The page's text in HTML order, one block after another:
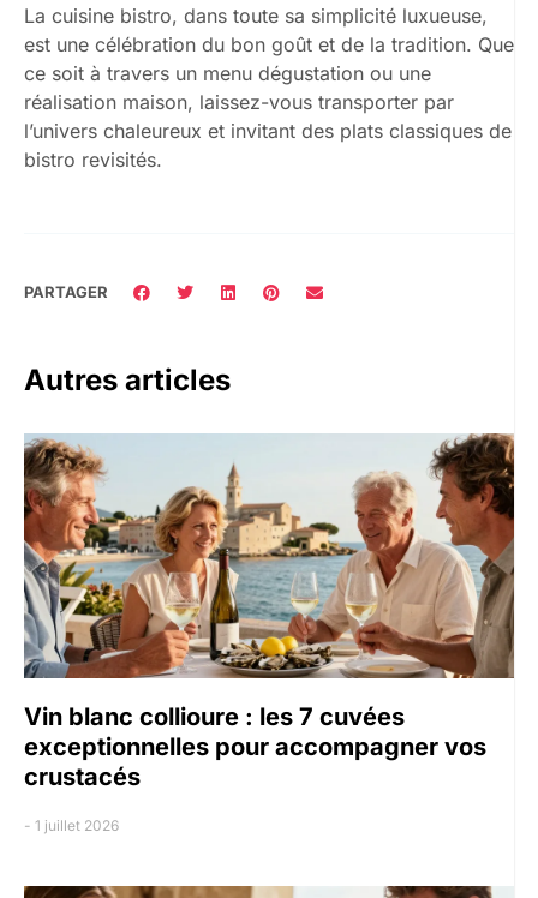
La cuisine bistro, dans toute sa simplicité luxueuse,
est une célébration du bon goût et de la tradition. Que
ce soit à travers un menu dégustation ou une
réalisation maison, laissez-vous transporter par
l’univers chaleureux et invitant des plats classiques de
bistro revisités.
PARTAGER
Autres articles
Vin blanc collioure : les 7 cuvées
exceptionnelles pour accompagner vos
crustacés
1 juillet 2026